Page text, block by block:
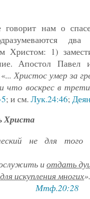
говорит нам о
два
Христом: 1)
Апостол
... Христос умер за
что воскрес в
; и см. Лук.24:46;
Христа
не для того
иотдать
для искупления многих».
Мтф.20:28